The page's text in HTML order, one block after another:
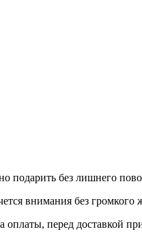
подарить без лишнего
внимания без громкого
перед доставкой